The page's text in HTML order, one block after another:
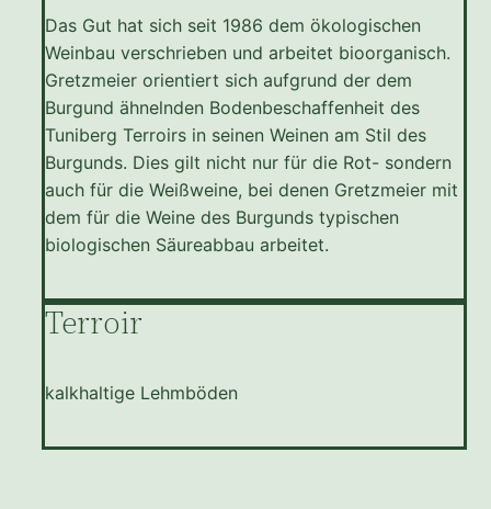
Das Gut hat sich seit 1986 dem ökologischen
Weinbau verschrieben und arbeitet bioorganisch.
Gretzmeier orientiert sich aufgrund der dem
Burgund ähnelnden Bodenbeschaffenheit des
Tuniberg Terroirs in seinen Weinen am Stil des
Burgunds. Dies gilt nicht nur für die Rot- sondern
auch für die Weißweine, bei denen Gretzmeier mit
dem für die Weine des Burgunds typischen
biologischen Säureabbau arbeitet.
Terroir
kalkhaltige Lehmböden